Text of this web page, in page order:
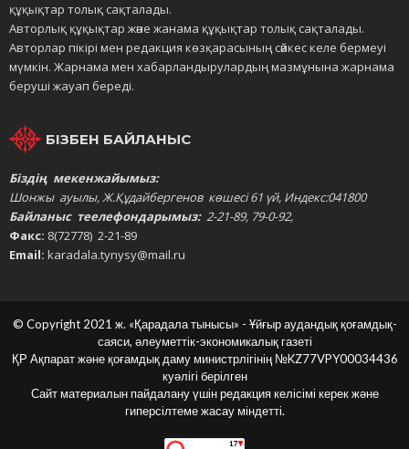
құқықтар толық сақталады.
Авторлық құқықтар және жанама құқықтар толық сақталады.
Авторлар пікірі мен редакция көзқарасының сәйкес келе бермеуі
мүмкін. Жарнама мен хабарландырулардың мазмұнына жарнама
беруші жауап береді.
БІЗБЕН БАЙЛАНЫС
Біздің мекенжайымыз:
Шонжы ауылы, Ж.Құдайбергенов көшесі 61 үй, Индекс:041800
Байланыс теелефондарымыз: 2-21-89, 79-0-92,
Факс: 8(72778) 2-21-89
Email: karadala.tynysy@mail.ru
© Copyright 2021 ж. «Қарадала тынысы» - Ұйғыр аудандық қоғамдық-
саяси, әлеуметтік-экономикалық газеті
ҚР Ақпарат және қоғамдық даму министрлігінің №KZ77VPY00034436
куәлігі берілген
Сайт материалын пайдалану үшін редакция келісімі керек және
гиперсілтеме жасау міндетті.